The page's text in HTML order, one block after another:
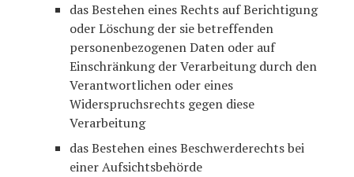
das Bestehen eines Rechts auf Berichtigung
oder Löschung der sie betreffenden
personenbezogenen Daten oder auf
Einschränkung der Verarbeitung durch den
Verantwortlichen oder eines
Widerspruchsrechts gegen diese
Verarbeitung
das Bestehen eines Beschwerderechts bei
einer Aufsichtsbehörde